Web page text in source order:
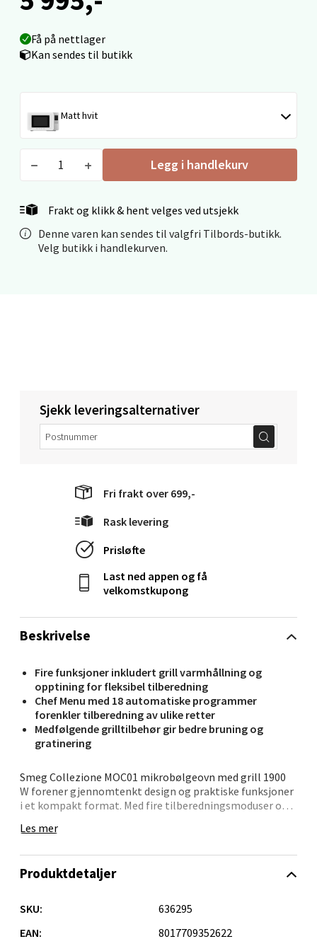
Få på nettlager
Kan sendes til butikk
Matt hvit
Legg i handlekurv
Frakt og klikk & hent velges ved utsjekk
Denne varen kan sendes til valgfri Tilbords-butikk.
Velg butikk i handlekurven.
Beskrivelse
Fire funksjoner inkludert grill varmhållning og
opptining for fleksibel tilberedning
Chef Menu med 18 automatiske programmer
forenkler tilberedning av ulike retter
Medfølgende grilltilbehør gir bedre bruning og
gratinering
Smeg Collezione MOC01 mikrobølgeovn med grill 1900
W forener gjennomtenkt design og praktiske funksjoner
i et kompakt format. Med fire tilberedningsmoduser og
hjelpemiddel på det moderne kjøkkenet.
tining etter behov. De 18 automatiske programmene i
til grønnsaker, pizza og desserter. For deg som ønsker
høye effekten på 1900 W bidrar til rask og jevn
Les mer
Sjekk leveringsalternativer
Fri frakt over 699,-
Rask levering
Prisløfte
Last ned appen og få
velkomstkupong
Produktdetaljer
SKU:
636295
EAN:
8017709352622
Åpent i dag 10-20
0 i butikk
Mandal - Alti Mandal
Skarvøyveien 55, 4517 Mandal
0 i butikk
Velg
Langelandsvegen 25, 6010 Ålesund
Åpent i dag 10-20
0 i butikk
Velg
Molde - Moldetorget
Torget 1, 6413 Molde
Åpent i dag 10-20
Velg
Narvik - Thon Senter Malmporten
Åpent i dag 10-20